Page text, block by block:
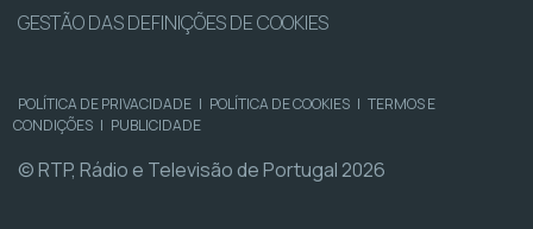
GESTÃO DAS DEFINIÇÕES DE COOKIES
POLÍTICA DE PRIVACIDADE | POLÍTICA DE COOKIES | TERMOS E
CONDIÇÕES | PUBLICIDADE
© RTP, Rádio e Televisão de Portugal 2026